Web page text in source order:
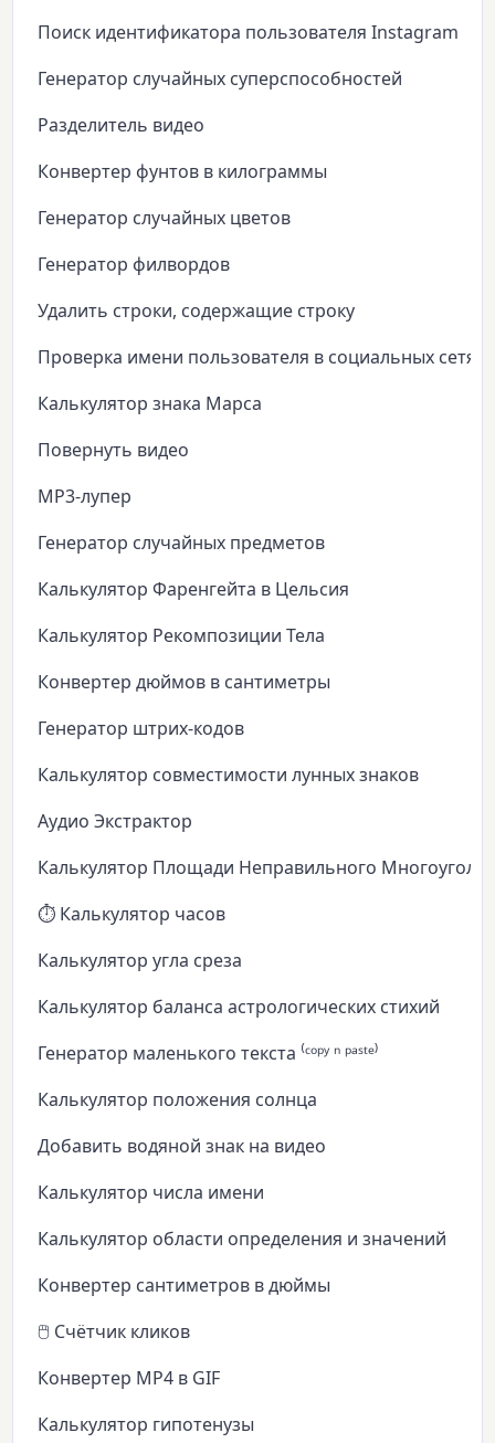
Поиск идентификатора пользователя Instagram
Генератор случайных суперспособностей
Разделитель видео
Конвертер фунтов в килограммы
Генератор случайных цветов
Генератор филвордов
Удалить строки, содержащие строку
Проверка имени пользователя в социальных сетях
Калькулятор знака Марса
Повернуть видео
MP3-лупер
Генератор случайных предметов
Калькулятор Фаренгейта в Цельсия
Калькулятор Рекомпозиции Тела
Конвертер дюймов в сантиметры
Генератор штрих-кодов
Калькулятор совместимости лунных знаков
Аудио Экстрактор
Калькулятор Площади Неправильного
⏱️ Калькулятор часов
Калькулятор угла среза
Калькулятор баланса астрологических стихий
Генератор маленького текста ⁽ᶜᵒᵖʸ ⁿ ᵖᵃˢᵗᵉ⁾
Калькулятор положения солнца
Добавить водяной знак на видео
Калькулятор числа имени
Калькулятор области определения и значений
Конвертер сантиметров в дюймы
🖱️ Счётчик кликов
Конвертер MP4 в GIF
Калькулятор гипотенузы